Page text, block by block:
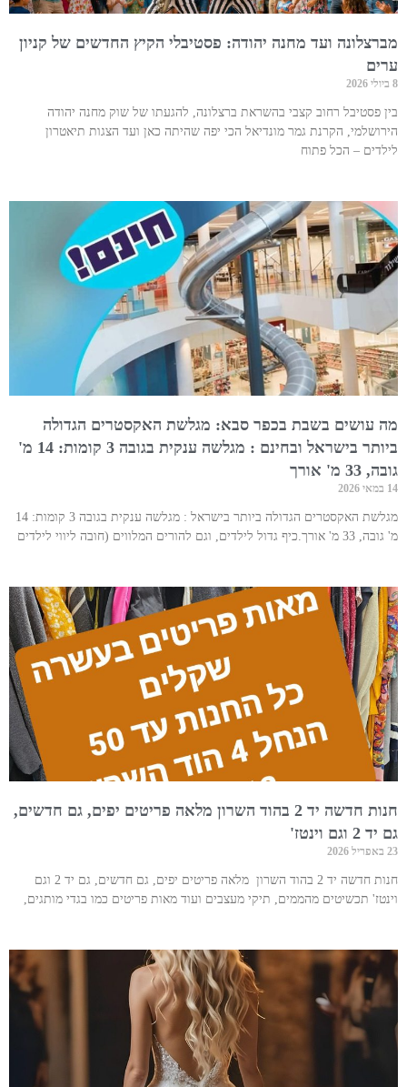
מברצלונה ועד מחנה יהודה: פסטיבלי הקיץ החדשים של קניון
ערים
8 ביולי 2026
בין פסטיבל רחוב קצבי בהשראת ברצלונה, להגעתו של שוק מחנה יהודה
הירושלמי, הקרנת גמר מונדיאל הכי יפה שהיתה כאן ועד הצגות תיאטרון
לילדים – הכל פתוח
מה עושים בשבת בכפר סבא: מגלשת האקסטרים הגדולה
ביותר בישראל ובחינם : מגלשה ענקית בגובה 3 קומות: 14 מ'
גובה, 33 מ' אורך
14 במאי 2026
מגלשת האקסטרים הגדולה ביותר בישראל : מגלשה ענקית בגובה 3 קומות: 14
מ' גובה, 33 מ' אורך.כיף גדול לילדים, וגם להורים המלווים (חובה ליווי לילדים
חנות חדשה יד 2 בהוד השרון מלאה פריטים יפים, גם חדשים,
גם יד 2 וגם וינטז'
23 באפריל 2026
חנות חדשה יד 2 בהוד השרון מלאה פריטים יפים, גם חדשים, גם יד 2 וגם
וינטז' תכשיטים מהממים, תיקי מעצבים ועוד מאות פריטים כמו בגדי מותגים,